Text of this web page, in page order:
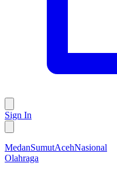
Sign In
MedanSumutAcehNasional
Olahraga